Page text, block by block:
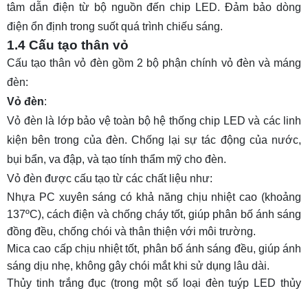
tâm dẫn điện từ bộ nguồn đến chip LED. Đảm bảo dòng
điện ổn định trong suốt quá trình chiếu sáng.
1.4 Cấu tạo thân vỏ
Cấu tạo thân vỏ đèn gồm 2 bộ phận chính vỏ đèn và máng
đèn:
Vỏ đèn:
Vỏ đèn là lớp bảo vệ toàn bộ hệ thống chip LED và các linh
kiện bên trong của đèn. Chống lại sự tác động của nước,
bụi bẩn, va đập, và tạo tính thẩm mỹ cho đèn.
Vỏ đèn được cấu tạo từ các chất liệu như:
Nhựa PC xuyên sáng có khả năng chịu nhiệt cao (khoảng
137ºC), cách điện và chống cháy tốt, giúp phân bố ánh sáng
đồng đều, chống chói và thân thiện với môi trường.
Mica cao cấp chịu nhiệt tốt, phân bố ánh sáng đều, giúp ánh
sáng dịu nhẹ, không gây chói mắt khi sử dụng lâu dài.
Thủy tinh trắng đục (trong một số loại đèn tuýp LED thủy